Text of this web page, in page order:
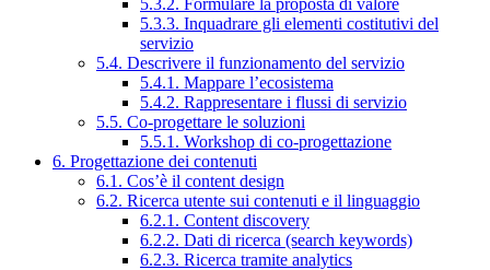
5.3.2. Formulare la proposta di valore
5.3.3. Inquadrare gli elementi costitutivi del
servizio
5.4. Descrivere il funzionamento del servizio
5.4.1. Mappare l’ecosistema
5.4.2. Rappresentare i flussi di servizio
5.5. Co-progettare le soluzioni
5.5.1. Workshop di co-progettazione
6. Progettazione dei contenuti
6.1. Cos’è il content design
6.2. Ricerca utente sui contenuti e il linguaggio
6.2.1. Content discovery
6.2.2. Dati di ricerca (search keywords)
6.2.3. Ricerca tramite analytics